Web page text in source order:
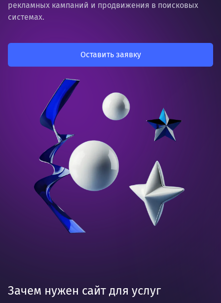
рекламных кампаний и продвижения в поисковых
системах.
Оставить заявку
Зачем нужен сайт для услуг